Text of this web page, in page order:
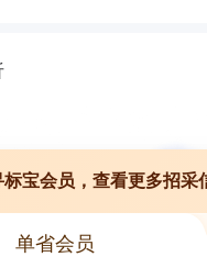
标宝会员，查看更多招采
单省会员